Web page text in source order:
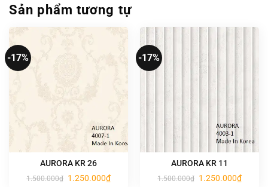
Sản phẩm tương tự
-17%
AURORA KR 26
1.500.000₫ Giá
1.250.000₫Giá
hiện
-17%
AURORA KR 11
1.500.000₫ Giá
1.250.000₫Giá
hiện